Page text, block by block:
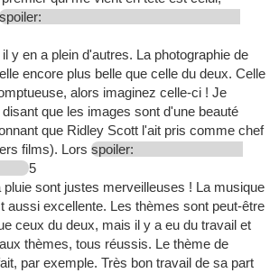
spoiler:
y en a plein d'autres. La photographie de
encore plus belle que celle du deux. Celle
alors imaginez celle-ci ! Je
que les images sont d'une beauté
que Ridley Scott l'ait pris comme chef
films). Lors spoiler:
5
sont justes merveilleuses ! La musique
aussi excellente. Les thèmes sont peut-être
ceux du deux, mais il y a eu du travail et
thèmes, tous réussis. Le thème de
par exemple. Très bon travail de sa part